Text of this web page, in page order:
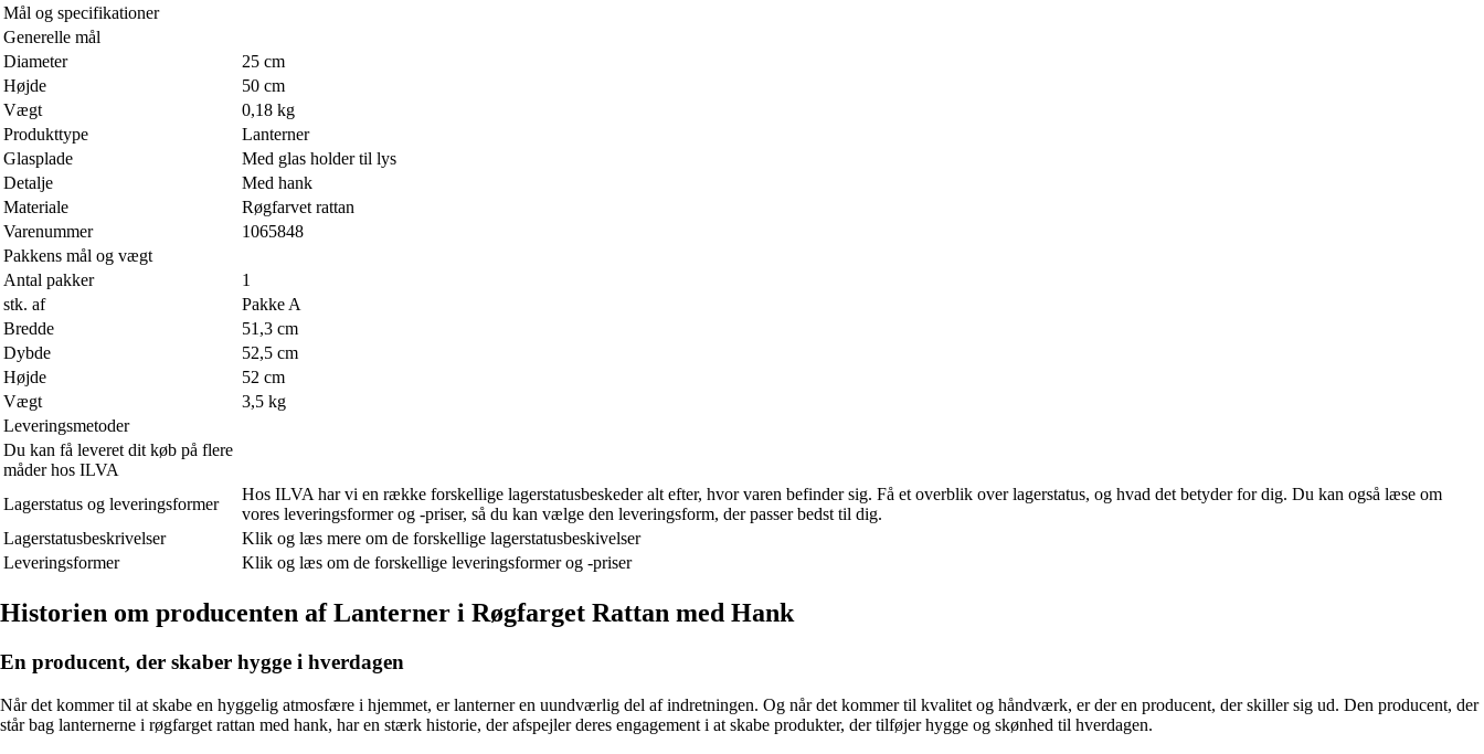
Mål og specifikationer
Generelle mål
Diameter
25 cm
Højde
50 cm
Vægt
0,18 kg
Produkttype
Lanterner
Glasplade
Med glas holder til lys
Detalje
Med hank
Materiale
Røgfarvet rattan
Varenummer
1065848
Pakkens mål og vægt
Antal pakker
1
stk. af
Pakke A
Bredde
51,3 cm
Dybde
52,5 cm
Højde
52 cm
Vægt
3,5 kg
Leveringsmetoder
Du kan få leveret dit køb på flere
måder hos ILVA
Lagerstatus og leveringsformer
Hos ILVA har vi en række forskellige lagerstatusbeskeder alt efter, hvor varen befinder sig. Få et overblik over lagerstatus, og hvad det betyder for dig. Du kan også læse om
vores leveringsformer og -priser, så du kan vælge den leveringsform, der passer bedst til dig.
Lagerstatusbeskrivelser
Klik og læs mere om de forskellige lagerstatusbeskivelser
Leveringsformer
Klik og læs om de forskellige leveringsformer og -priser
Historien om producenten af Lanterner i Røgfarget Rattan med Hank
En producent, der skaber hygge i hverdagen
Når det kommer til at skabe en hyggelig atmosfære i hjemmet, er lanterner en uundværlig del af indretningen. Og når det kommer til kvalitet og håndværk, er der en producent, der skiller sig ud. Den producent, der
står bag lanternerne i røgfarget rattan med hank, har en stærk historie, der afspejler deres engagement i at skabe produkter, der tilføjer hygge og skønhed til hverdagen.